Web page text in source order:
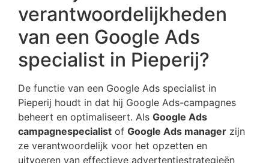
verantwoordelijkheden
van een Google Ads
specialist in Pieperij?
De functie van een Google Ads specialist in
Pieperij houdt in dat hij Google Ads-campagnes
beheert en optimaliseert. Als Google Ads
campagnespecialist of Google Ads manager zijn
ze verantwoordelijk voor het opzetten en
uitvoeren van effectieve advertentiestrategieën